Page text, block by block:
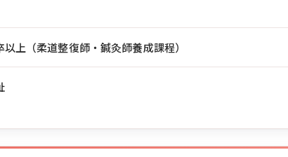
上（柔道整復師・鍼灸師養成課程）